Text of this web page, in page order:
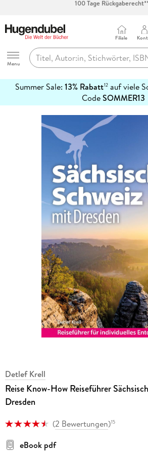
Abholung in über 100
Hugendubel
Menu
Filiale
Summer Sale: 13% Rabatt12auf viele
CodeSOMMER13
erfahren
Detlef Krell
Reise Know-How Reiseführer
Dresden
(2 Bewertungen)15
eBook pdf